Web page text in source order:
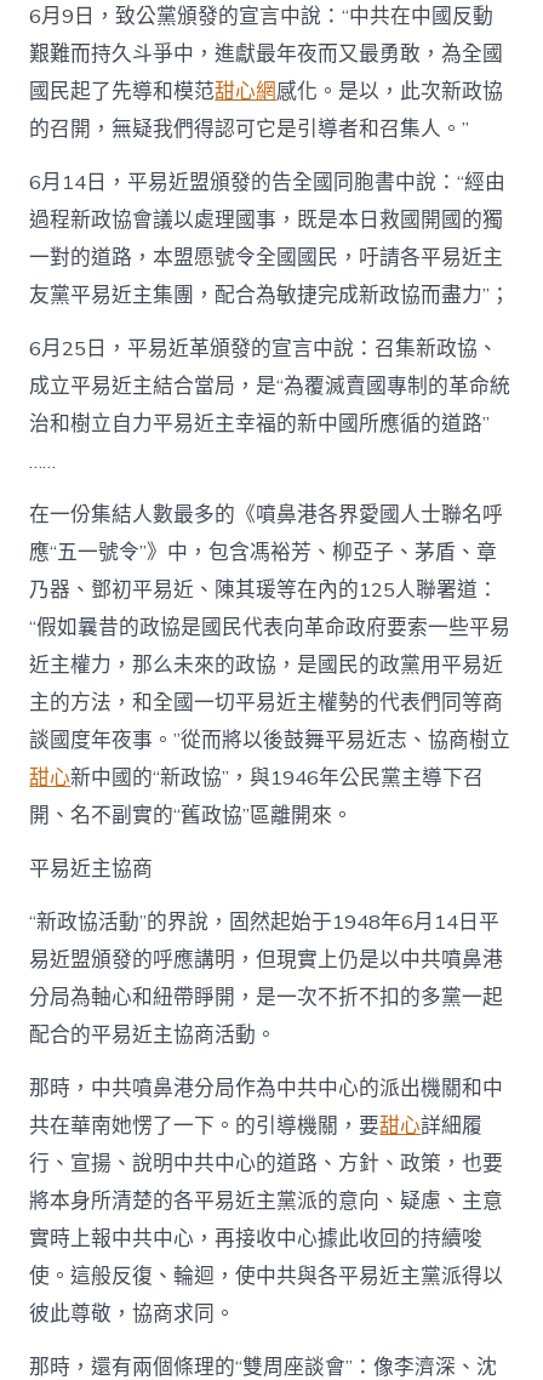
6月9日，致公黨頒發的宣言中說：“中共在中國反動
艱難而持久斗爭中，進獻最年夜而又最勇敢，為全國
國民起了先導和模范甜心網感化。是以，此次新政協
的召開，無疑我們得認可它是引導者和召集人。”
6月14日，平易近盟頒發的告全國同胞書中說：“經由
過程新政協會議以處理國事，既是本日救國開國的獨
一對的道路，本盟愿號令全國國民，吁請各平易近主
友黨平易近主集團，配合為敏捷完成新政協而盡力”；
6月25日，平易近革頒發的宣言中說：召集新政協、
成立平易近主結合當局，是“為覆滅賣國專制的革命統
治和樹立自力平易近主幸福的新中國所應循的道路”
……
在一份集結人數最多的《噴鼻港各界愛國人士聯名呼
應“五一號令”》中，包含馮裕芳、柳亞子、茅盾、章
乃器、鄧初平易近、陳其瑗等在內的125人聯署道：
“假如曩昔的政協是國民代表向革命政府要索一些平易
近主權力，那么未來的政協，是國民的政黨用平易近
主的方法，和全國一切平易近主權勢的代表們同等商
談國度年夜事。”從而將以後鼓舞平易近志、協商樹立
甜心新中國的“新政協”，與1946年公民黨主導下召
開、名不副實的“舊政協”區離開來。
平易近主協商
“新政協活動”的界說，固然起始于1948年6月14日平
易近盟頒發的呼應講明，但現實上仍是以中共噴鼻港
分局為軸心和紐帶睜開，是一次不折不扣的多黨一起
配合的平易近主協商活動。
那時，中共噴鼻港分局作為中共中心的派出機關和中
共在華南她愣了一下。的引導機關，要甜心詳細履
行、宣揚、說明中共中心的道路、方針、政策，也要
將本身所清楚的各平易近主黨派的意向、疑慮、主意
實時上報中共中心，再接收中心據此收回的持續唆
使。這般反復、輪迴，使中共與各平易近主黨派得以
彼此尊敬，協商求同。
那時，還有兩個條理的“雙周座談會”：像李濟深、沈